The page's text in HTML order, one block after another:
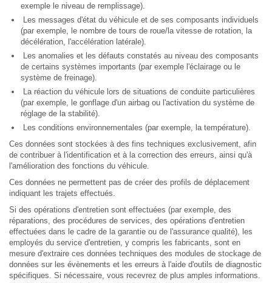
exemple le niveau de remplissage).
Les messages d'état du véhicule et de ses composants individuels
(par exemple, le nombre de tours de roue/la vitesse de rotation, la
décélération, l'accélération latérale).
Les anomalies et les défauts constatés au niveau des composants
de certains systèmes importants (par exemple l'éclairage ou le
système de freinage).
La réaction du véhicule lors de situations de conduite particulières
(par exemple, le gonflage d'un airbag ou l'activation du système de
réglage de la stabilité).
Les conditions environnementales (par exemple, la température).
Ces données sont stockées à des fins techniques exclusivement, afin
de contribuer à l'identification et à la correction des erreurs, ainsi qu'à
l'amélioration des fonctions du véhicule.
Ces données ne permettent pas de créer des profils de déplacement
indiquant les trajets effectués.
Si des opérations d'entretien sont effectuées (par exemple, des
réparations, des procédures de services, des opérations d'entretien
effectuées dans le cadre de la garantie ou de l'assurance qualité), les
employés du service d'entretien, y compris les fabricants, sont en
mesure d'extraire ces données techniques des modules de stockage de
données sur les évènements et les erreurs à l'aide d'outils de diagnostic
spécifiques. Si nécessaire, vous recevrez de plus amples informations.